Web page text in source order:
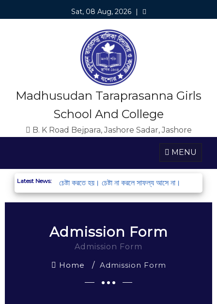
Sat, 08 Aug, 2026 |
Madhusudan Taraprasanna Girls
School And College
B. K Road Bejpara, Jashore Sadar, Jashore
MENU
Latest News:
করো এবং অংশ নাও। চেষ্টা করতে হয়। চেষ্টা না করলে সাফল্য আসে না।
Admission Form
Admission Form
Home
Admission Form